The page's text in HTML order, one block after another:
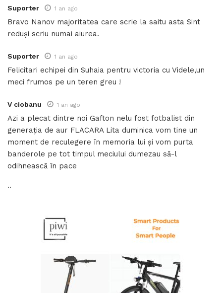
Suporter 1 an ago
Bravo Nanov majoritatea care scrie la saitu asta Sint
reduși scriu numai aiurea.
Suporter 1 an ago
Felicitari echipei din Suhaia pentru victoria cu Videle,un
meci frumos pe un teren greu !
V ciobanu 1 an ago
Azi a plecat dintre noi Gafton nelu fost fotbalist din
generația de aur FLACARA Lita duminica vom tine un
moment de reculegere în memoria lui și vom purta
banderole pe tot timpul meciului dumezau să-l
odihnească în pace
..